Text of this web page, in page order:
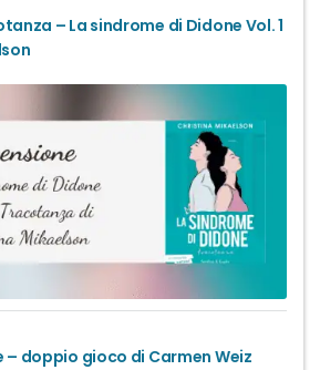
– La sindrome di Didone Vol. 1
– doppio gioco di Carmen Weiz